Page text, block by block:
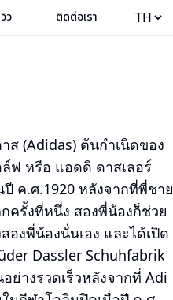
ว ติดต่อเรา
(Adidas) ต้นกำเนิดของ
ฟ หรือ แอดดิ ดาสเลอร์
ปี ค.ศ.1920 หลังจากที่พี่ชาย
ครั้งที่หนึ่ง สองพี่น้องก็ช่วย
งพี่น้องนั่นเอง และได้เปิด
Dassler Schuhfabrik
ย่างรวดเร็วหลังจากที่ Adi